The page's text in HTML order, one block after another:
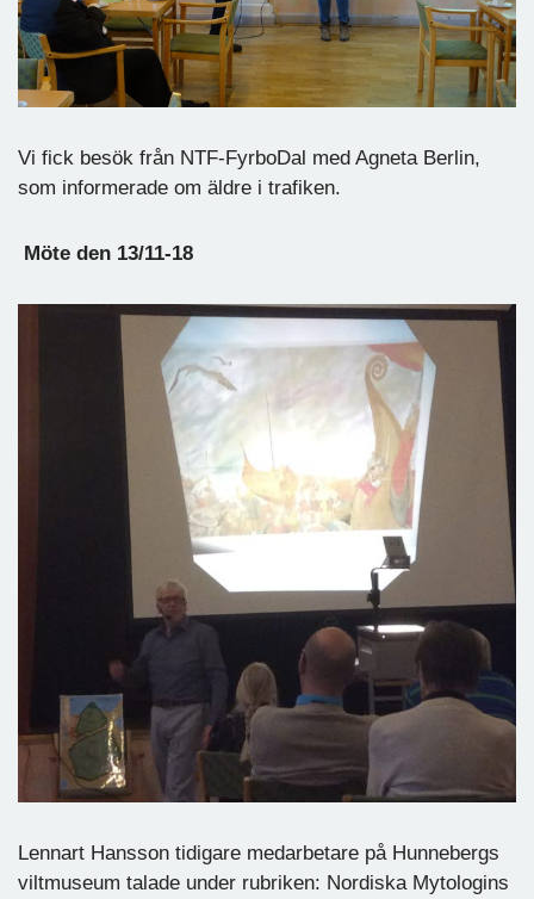
Vi fick besök från NTF-FyrboDal med Agneta Berlin,
som informerade om äldre i trafiken.
Möte den 13/11-18
Lennart Hansson tidigare medarbetare på Hunnebergs
viltmuseum talade under rubriken: Nordiska Mytologins